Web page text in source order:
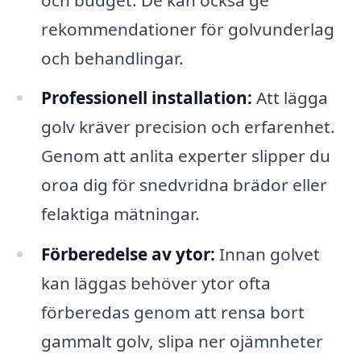
rekommendationer för golvunderlag
och behandlingar.
Professionell installation: Att lägga
golv kräver precision och erfarenhet.
Genom att anlita experter slipper du
oroa dig för snedvridna brädor eller
felaktiga mätningar.
Förberedelse av ytor: Innan golvet
kan läggas behöver ytor ofta
förberedas genom att rensa bort
gammalt golv, slipa ner ojämnheter